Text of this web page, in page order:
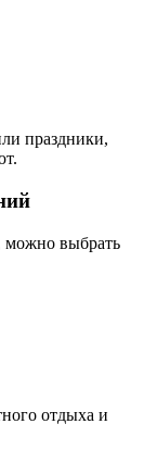
праздники,
можно выбрать
отдыха и